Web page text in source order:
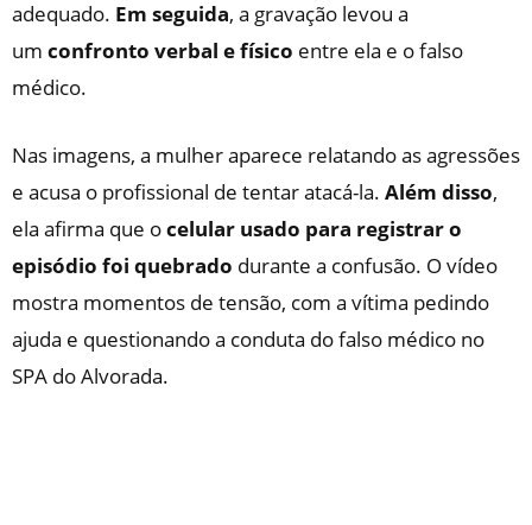
adequado. Em seguida, a gravação levou a
um confronto verbal e físico entre ela e o falso
médico.
Nas imagens, a mulher aparece relatando as agressões
e acusa o profissional de tentar atacá-la. Além disso,
ela afirma que ocelular usado para registrar o
episódio foi quebrado durante a confusão. O vídeo
mostra momentos de tensão, com a vítima pedindo
ajuda e questionando a conduta do falso médico no
SPA do Alvorada.